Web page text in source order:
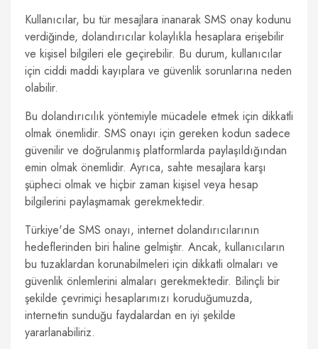
Kullanıcılar, bu tür mesajlara inanarak SMS onay kodunu
verdiğinde, dolandırıcılar kolaylıkla hesaplara erişebilir
ve kişisel bilgileri ele geçirebilir. Bu durum, kullanıcılar
için ciddi maddi kayıplara ve güvenlik sorunlarına neden
olabilir.
Bu dolandırıcılık yöntemiyle mücadele etmek için dikkatli
olmak önemlidir. SMS onayı için gereken kodun sadece
güvenilir ve doğrulanmış platformlarda paylaşıldığından
emin olmak önemlidir. Ayrıca, sahte mesajlara karşı
şüpheci olmak ve hiçbir zaman kişisel veya hesap
bilgilerini paylaşmamak gerekmektedir.
Türkiye'de SMS onayı, internet dolandırıcılarının
hedeflerinden biri haline gelmiştir. Ancak, kullanıcıların
bu tuzaklardan korunabilmeleri için dikkatli olmaları ve
güvenlik önlemlerini almaları gerekmektedir. Bilinçli bir
şekilde çevrimiçi hesaplarımızı koruduğumuzda,
internetin sunduğu faydalardan en iyi şekilde
yararlanabiliriz.